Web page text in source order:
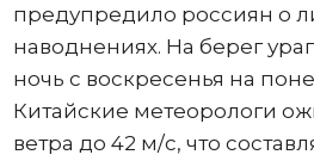
предупредило россиян о
наводнениях. На берег
ночь с воскресенья на
Китайские метеорологи
ветра до 42 м/с, что